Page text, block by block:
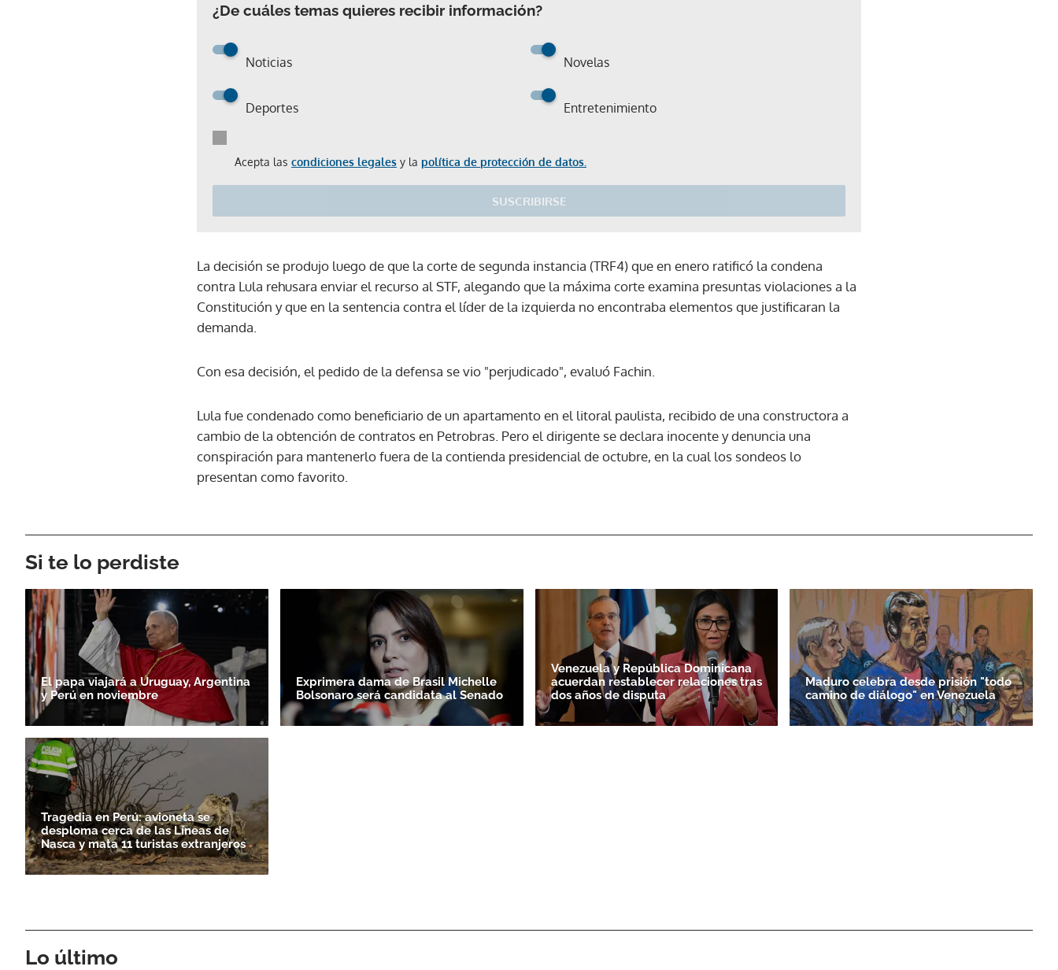
¿De cuáles temas quieres recibir información?
Noticias Novelas
Deportes Entretenimiento
Acepta las condiciones legales y la política de protección de datos.
SUSCRIBIRSE
Gracias por suscribirte a nuestro boletín.
La decisión se produjo luego de que la corte de segunda instancia (TRF4) que en enero ratificó la condena
contra Lula rehusara enviar el recurso al STF, alegando que la máxima corte examina presuntas violaciones a la
Constitución y que en la sentencia contra el líder de la izquierda no encontraba elementos que justificaran la
demanda.
Con esa decisión, el pedido de la defensa se vio "perjudicado", evaluó Fachin.
Lula fue condenado como beneficiario de un apartamento en el litoral paulista, recibido de una constructora a
cambio de la obtención de contratos en Petrobras. Pero el dirigente se declara inocente y denuncia una
conspiración para mantenerlo fuera de la contienda presidencial de octubre, en la cual los sondeos lo
presentan como favorito.
Si te lo perdiste
El papa viajará a Uruguay, Argentina
y Perú en noviembre
Exprimera dama de Brasil Michelle
Bolsonaro será candidata al Senado
Venezuela y República Dominicana
acuerdan restablecer relaciones tras
dos años de disputa
Maduro celebra desde prisión "todo
camino de diálogo" en Venezuela
Tragedia en Perú: avioneta se
desploma cerca de las Líneas de
Nasca y mata 11 turistas extranjeros
Lo último